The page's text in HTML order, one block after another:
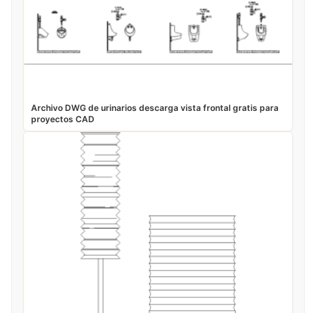
Archivo DWG de urinarios descarga vista frontal gratis para
proyectos CAD